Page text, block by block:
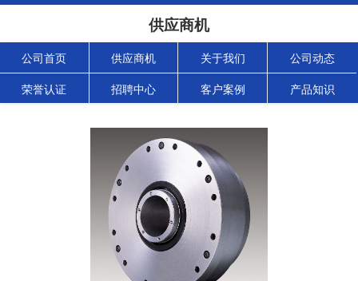
供应商机
公司首页 供应商机 关于我们 公司动态
荣誉认证 招聘中心 客户案例 产品知识